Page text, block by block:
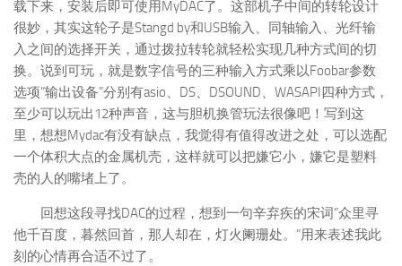
载下来，安装后即可使用MyDAC了。这部机子中间的转轮设计
很妙，其实这轮子是Stangd by和USB输入、同轴输入、光纤输
入之间的选择开关，通过拨拉转轮就轻松实现几种方式间的切
换。说到可玩，就是数字信号的三种输入方式乘以Foobar参数
选项”输出设备”分别有asio、DS、DSOUND、WASAPI四种方式，
至少可以玩出12种声音，这与胆机换管玩法很像吧！写到这
里，想想Mydac有没有缺点，我觉得有值得改进之处，可以选配
一个体积大点的金属机壳，这样就可以把嫌它小，嫌它是塑料
壳的人的嘴堵上了。
回想这段寻找DAC的过程，想到一句辛弃疾的宋词”众里寻
他千百度，暮然回首，那人却在，灯火阑珊处。”用来表述我此
刻的心情再合适不过了。